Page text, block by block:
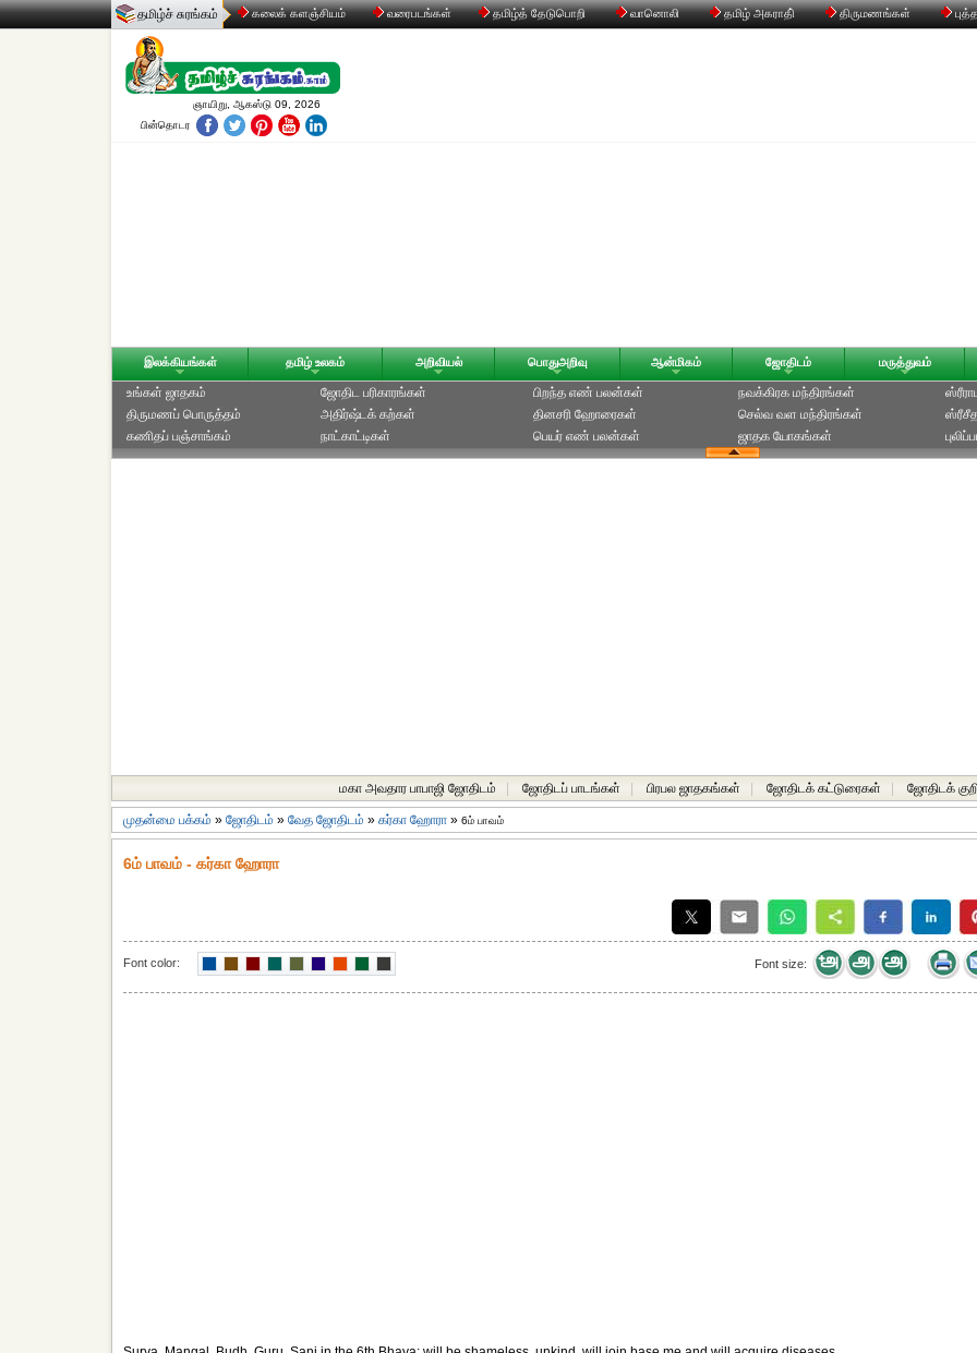
தமிழ்ச் சுரங்கம் கலைக் களஞ்சியம் வரைபடங்கள் தமிழ்த் தேடுபொறி வானொலி தமிழ் அகராதி் திருமணங்கள்
ஞாயிறு, ஆகஸ்டு 09, 2026
பின்தொடர
இலக்கியங்கள் தமிழ் உலகம் அறிவியல் பொதுஅறிவு ஆன்மிகம் ஜோதிடம் மருத்துவம்
உங்கள் ஜாதகம்
திருமணப் பொருத்தம்
கணிதப் பஞ்சாங்கம்
ஜோதிட ப‌ரிகார‌ங்க‌ள்
அதிர்ஷ்டக் கற்கள்
நாட்காட்டிகள்
பிறந்த எண் பலன்கள்
தினசரி ஹோரைகள்
பெயர் எண் பலன்கள்
நவக்கிரக மந்திரங்கள்
செல்வ வள மந்திரங்கள்
ஜாதக யோகங்கள்
மகா அவதார பாபாஜி ஜோதிடம் ஜோதிடப் பாடங்கள் பிரபல ஜாதகங்கள் ஜோதிடக் கட்டுரைகள் ஜோதிடக்
முதன்மை பக்கம் » ஜோதிடம் » வேத ஜோதிடம் » கர்கா ஹோரா » 6ம் பாவம்
6ம் பாவம் - கர்கா ஹோரா
Font color: Font size: